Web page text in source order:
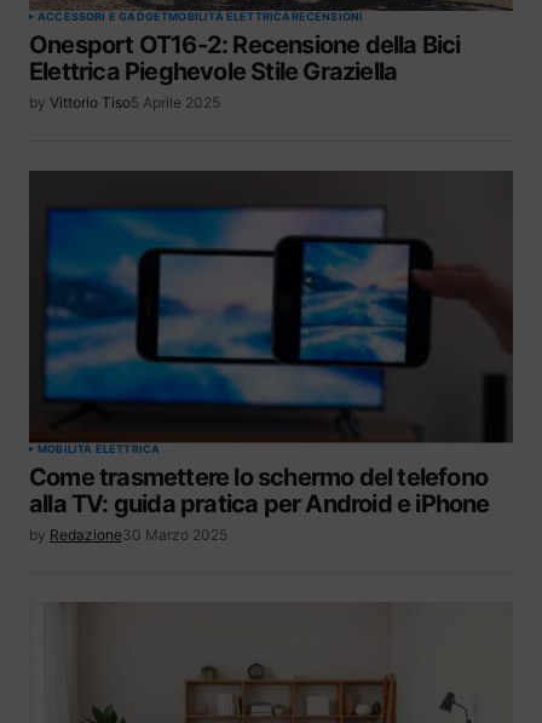
ACCESSORI E GADGETMOBILITÀ ELETTRICARECENSIONI
Onesport OT16-2: Recensione della Bici
Elettrica Pieghevole Stile Graziella
by Vittorio Tiso5 Aprile 2025
MOBILITÀ ELETTRICA
Come trasmettere lo schermo del telefono
alla TV: guida pratica per Android e iPhone
by Redazione30 Marzo 2025